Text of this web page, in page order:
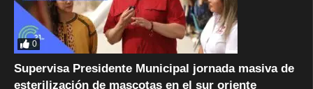
0
Supervisa Presidente Municipal jornada masiva de
esterilización de mascotas en el sur oriente